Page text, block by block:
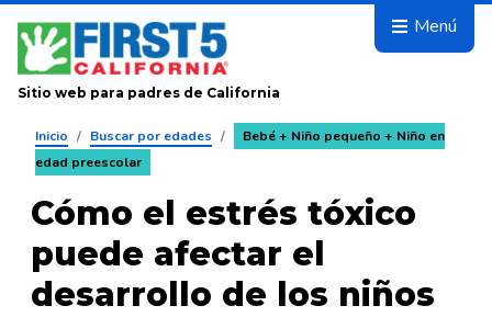
Avanza
Menú
Sitio web para padres de California
Inicio / Buscar por edades /
Bebé + Niño pequeño + Niño en
edad preescolar
Cómo el estrés tóxico
puede afectar el
desarrollo de los niños